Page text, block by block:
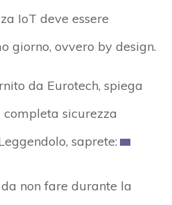
IoT deve essere
giorno, ovvero by design.
da Eurotech, spiega
sicurezza
saprete:
non fare durante la